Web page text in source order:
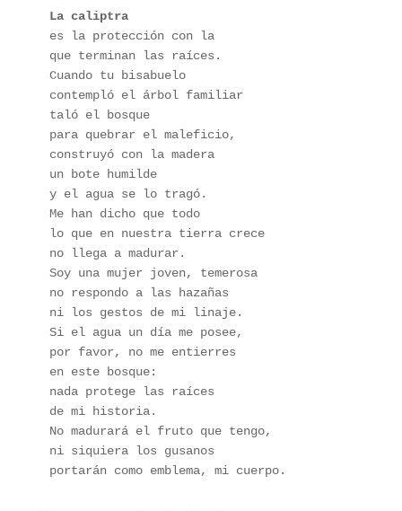
La caliptra
es la protección con la
que terminan las raíces.
Cuando tu bisabuelo
contempló el árbol familiar
taló el bosque
para quebrar el maleficio,
construyó con la madera
un bote humilde
y el agua se lo tragó.
Me han dicho que todo
lo que en nuestra tierra crece
no llega a madurar.
Soy una mujer joven, temerosa
no respondo a las hazañas
ni los gestos de mi linaje.
Si el agua un día me posee,
por favor, no me entierres
en este bosque:
nada protege las raíces
de mi historia.
No madurará el fruto que tengo,
ni siquiera los gusanos
portarán como emblema, mi cuerpo.